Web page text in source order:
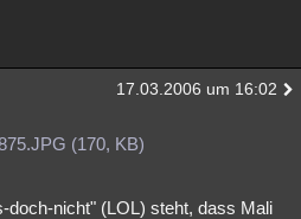
17.03.2006 um 16:02
(170, KB)
doch-nicht" (LOL) steht, dass Mali